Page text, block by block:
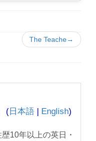
The Teache→
( 日本語 English)
10年以上の英日・